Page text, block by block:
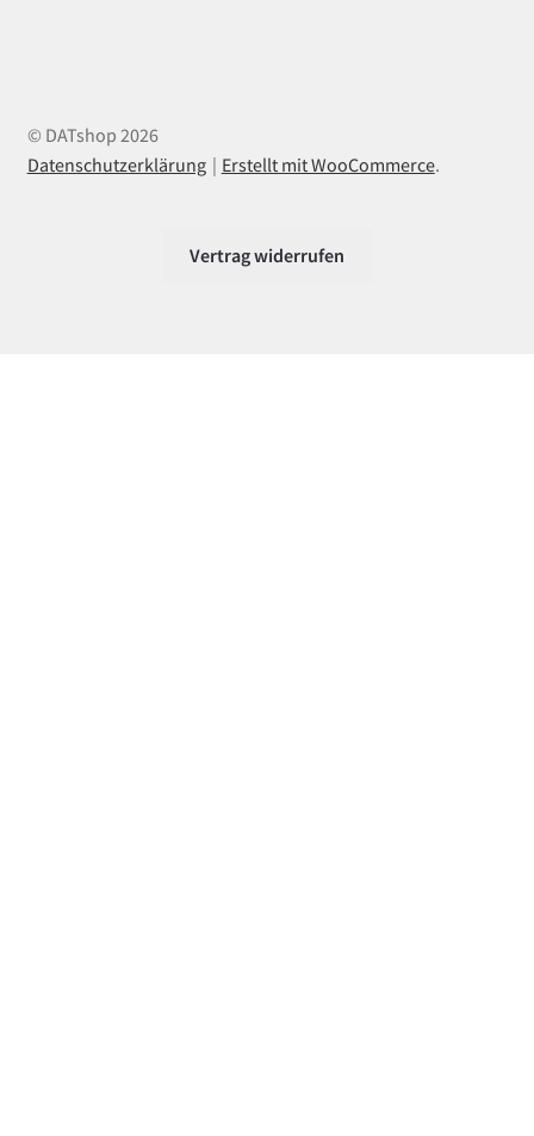
© DATshop 2026
Datenschutzerklärung
Erstellt mit WooCommerce.
Vertrag widerrufen